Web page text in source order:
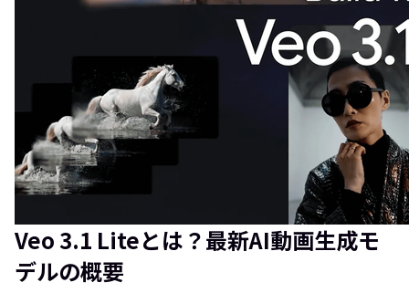
Veo 3.1 Liteとは？最新AI動画生成モ
デルの概要